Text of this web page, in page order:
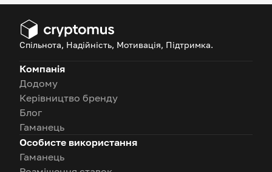
Спільнота, Надійність, Мотивація, Підтримка.
Компанія
Додому
Керівництво бренду
Блог
Гаманець
Особисте використання
Гаманець